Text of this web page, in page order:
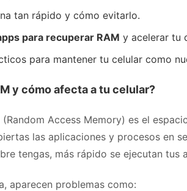
tan rápido y cómo evitarlo.
para recuperar RAM y acelerar tu
para mantener tu celular como
y cómo afecta a tu celular?
(Random Access Memory) es el
las aplicaciones y procesos en
tengas, más rápido se ejecutan tus
aparecen problemas como: